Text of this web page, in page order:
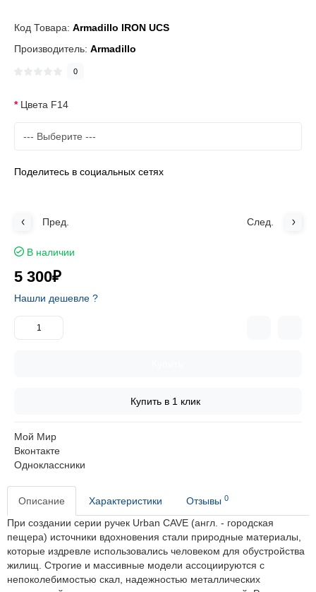
Код Товара: Armadillo IRON UCS
Производитель: Armadillo
0
Цвета F14
Поделитесь в социальных сетях
Пред. След.
В наличии
5 300₽
Нашли дешевле ?
Купить в 1 клик
Мой Мир
Вконтакте
Одноклассники
Описание Характеристики Отзывы 0
При создании серии ручек Urban CAVE (англ. - городская
пещера) источники вдохновения стали природные материалы,
которые издревле использовались человеком для обустройства
жилищ. Строгие и массивные модели ассоциируются с
непоколебимостью скал, надежностью металлических